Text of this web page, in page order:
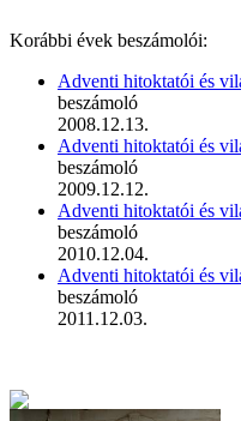
Korábbi évek beszámolói:
Adventi hitoktatói és
beszámoló
2008.12.13.
Adventi hitoktatói és
beszámoló
2009.12.12.
Adventi hitoktatói és
beszámoló
2010.12.04.
Adventi hitoktatói és
beszámoló
2011.12.03.